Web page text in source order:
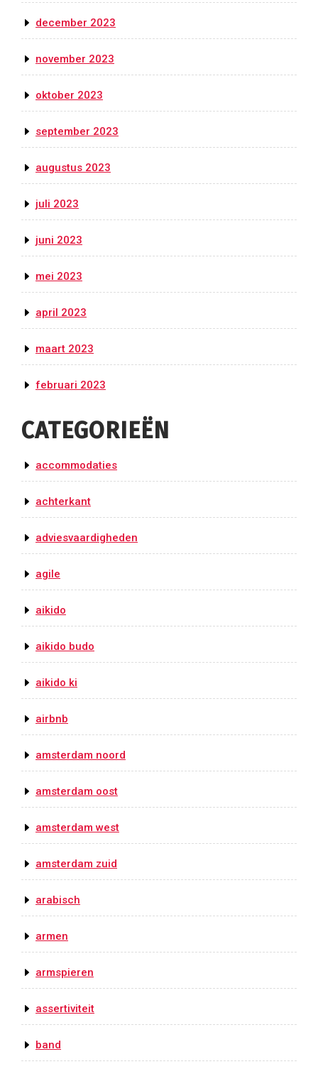
december 2023
november 2023
oktober 2023
september 2023
augustus 2023
juli 2023
juni 2023
mei 2023
april 2023
maart 2023
februari 2023
CATEGORIEËN
accommodaties
achterkant
adviesvaardigheden
agile
aikido
aikido budo
aikido ki
airbnb
amsterdam noord
amsterdam oost
amsterdam west
amsterdam zuid
arabisch
armen
armspieren
assertiviteit
band